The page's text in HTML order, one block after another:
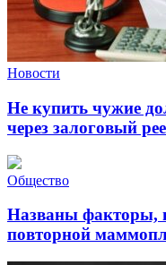
Новости
Не купить чужие
через залоговый
Общество
Названы факторы,
повторной